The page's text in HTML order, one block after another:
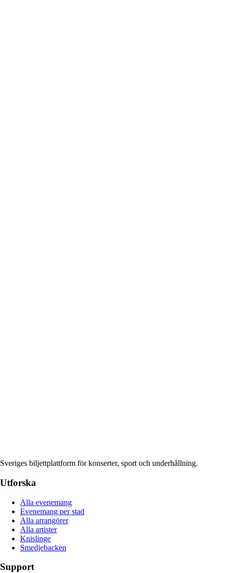
Sveriges biljettplattform för konserter, sport och underhållning.
Utforska
Alla evenemang
Evenemang per stad
Alla arrangörer
Alla artister
Knislinge
Smedjebacken
Support